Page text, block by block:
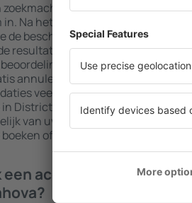
zoekmachine. Voer uw bestemming
Na het kiezen van het aantal
de beschikbare accommodaties in
resultaten te filteren op type
van gasten, afstand
annuleringsmogelijkheid, wordt
veel gemakkelijker. Hierdoor
District Prahova al in slechts
van uw wensen kunt u alleen een
of een vlucht + hotel
een accommodatie